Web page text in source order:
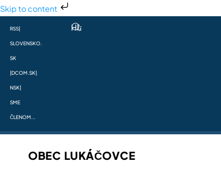
Skip to content
RSS|
SLOVENSKO.
SK
|DCOM.SK|
NSK|
SME
ČLENOM...
OBEC LUKÁČOVCE